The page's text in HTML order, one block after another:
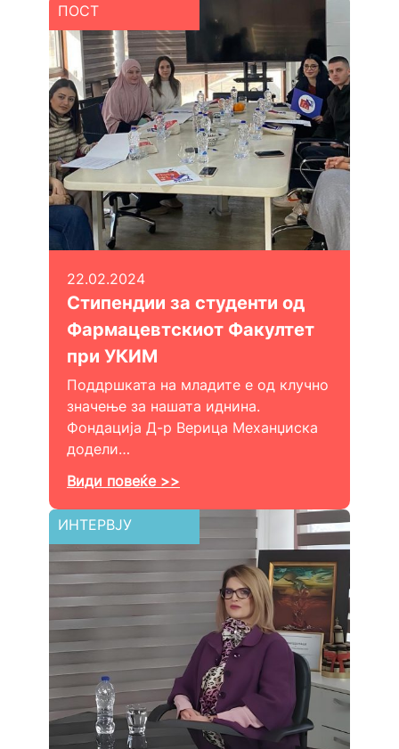
ПОСТ
22.02.2024
Стипендии за студенти од
Фармацевтскиот Факултет
при УКИМ
Поддршката на младите е од клучно
значење за нашата иднина.
Фондација Д-р Верица Механџиска
додели…
Види повеќе >>
ИНТЕРВЈУ